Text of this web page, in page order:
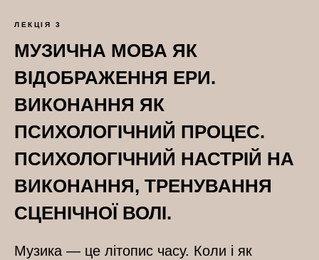
ЛЕКЦІЯ 3
МУЗИЧНА МОВА ЯК
ВІДОБРАЖЕННЯ ЕРИ.
ВИКОНАННЯ ЯК
ПСИХОЛОГІЧНИЙ ПРОЦЕС.
ПСИХОЛОГІЧНИЙ НАСТРІЙ НА
ВИКОНАННЯ, ТРЕНУВАННЯ
СЦЕНІЧНОЇ ВОЛІ.
Музика — це літопис часу. Коли і як